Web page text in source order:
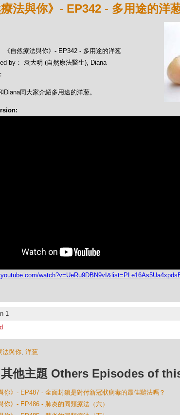
療法與你》- EP342 - 多用途的洋
《自然療法與你》- EP342 - 多用途的洋葱
by： 袁大明 (自然療法醫生), Diana
Diana同大家介紹多用途的洋葱。
1
法與你, 洋葱
他主題 Others Episodes of
你》- EP487 - 全面封鎖是對付新冠狀病毒的最佳辦法嗎？
你》- EP486 - 肺炎的同類療法（六）